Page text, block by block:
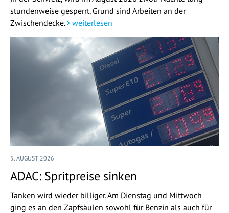
stundenweise gesperrt. Grund sind Arbeiten an der
Zwischendecke.
weiterlesen
5. AUGUST 2026
ADAC: Spritpreise sinken
Tanken wird wieder billiger. Am Dienstag und Mittwoch
ging es an den Zapfsäulen sowohl für Benzin als auch für